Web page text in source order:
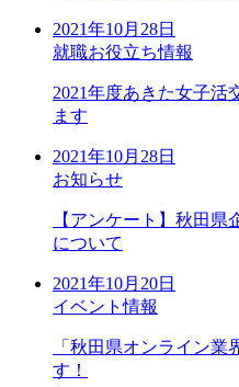
2021年10月28日
就職お役立ち情報
2021年度あきた女子活
ます
2021年10月28日
お知らせ
【アンケート】秋田県
について
2021年10月20日
イベント情報
「秋田県オンライン業
す！